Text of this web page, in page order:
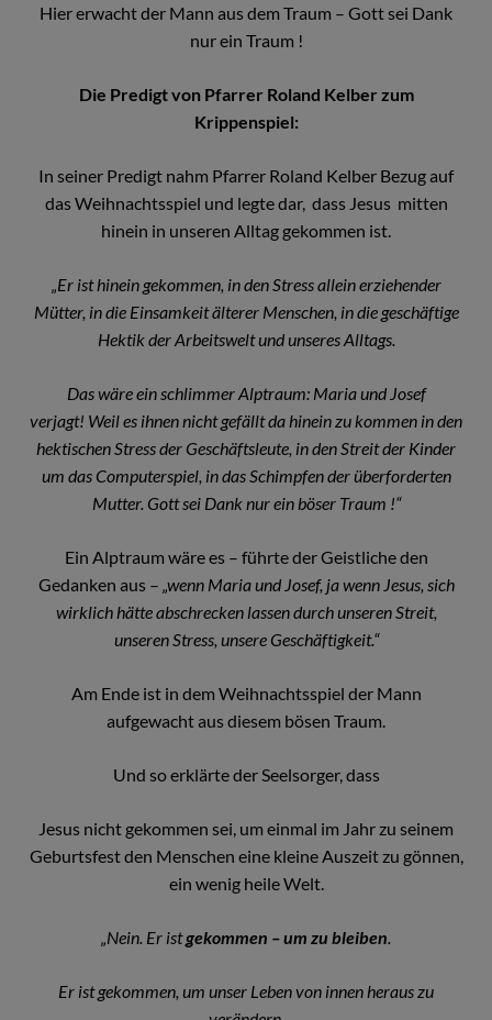
Hier erwacht der Mann aus dem Traum – Gott sei Dank
nur ein Traum !
Die Predigt von Pfarrer Roland Kelber zum
Krippenspiel:
In seiner Predigt nahm Pfarrer Roland Kelber Bezug auf
das Weihnachtsspiel und legte dar, dass Jesus mitten
hinein in unseren Alltag gekommen ist.
„Er ist hinein gekommen, in den Stress allein erziehender
Mütter, in die Einsamkeit älterer Menschen, in die geschäftige
Hektik der Arbeitswelt und unseres Alltags.
Das wäre ein schlimmer Alptraum: Maria und Josef
verjagt! Weil es ihnen nicht gefällt da hinein zu kommen in den
hektischen Stress der Geschäftsleute, in den Streit der Kinder
um das Computerspiel, in das Schimpfen der überforderten
Mutter. Gott sei Dank nur ein böser Traum !“
Ein Alptraum wäre es – führte der Geistliche den
Gedanken aus – „wenn Maria und Josef, ja wenn Jesus, sich
wirklich hätte abschrecken lassen durch unseren Streit,
unseren Stress, unsere Geschäftigkeit.“
Am Ende ist in dem Weihnachtsspiel der Mann
aufgewacht aus diesem bösen Traum.
Und so erklärte der Seelsorger, dass
Jesus nicht gekommen sei, um einmal im Jahr zu seinem
Geburtsfest den Menschen eine kleine Auszeit zu gönnen,
ein wenig heile Welt.
„Nein. Er istgekommen – um zu bleiben.
Er ist gekommen, um unser Leben von innen heraus zu